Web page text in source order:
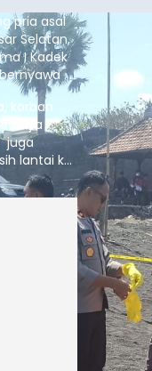
pria asal
Selatan,
I Kadek
di
korban
juga
lantai ke